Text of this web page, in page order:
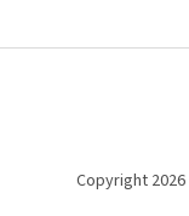
Copyright 2026